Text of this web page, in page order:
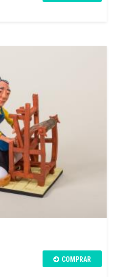
COMPRAR